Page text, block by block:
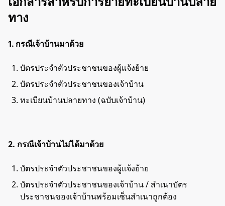
ทาง
1. กรณีเจ้าบ้านมาด้วย
บัตรประจำตัวประชาชนของผู้แจ้งย้าย
บัตรประจำตัวประชาชนของเจ้าบ้าน
ทะเบียนบ้านปลายทาง (ฉบับเจ้าบ้าน)
2. กรณีเจ้าบ้านไม่ได้มาด้วย
บัตรประจำตัวประชาชนของผู้แจ้งย้าย
บัตรประจำตัวประชาชนของเจ้าบ้าน / สำเนาบัตร
ประชาชนของเจ้าบ้านพร้อมเซ็นสำเนาถูกต้อง